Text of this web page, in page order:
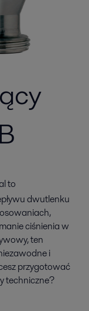
to
dwutlenku
ciśnienia w
ten
i
przygotować
techniczne?